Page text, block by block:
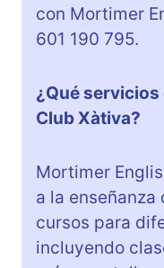
con Mortimer
601 190 795.
¿Qué
Club Xàtiva?
Mortimer
a la
cursos para
incluyendo